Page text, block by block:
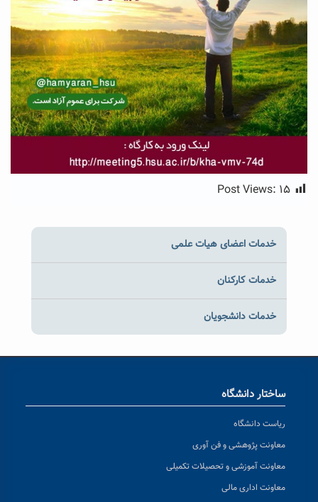
Post Views: ۱۵
خدمات اعضای هیات علمی
خدمات کارکنان
خدمات دانشجویان
ساختار دانشگاه
ریاست دانشگاه
معاونت پژوهشی و فن آوری
معاونت آموزشی و تحصیلات تکمیلی
معاونت اداری مالی